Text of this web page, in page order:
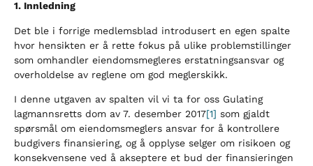
1. Innledning
Det ble i forrige medlemsblad introdusert en egen spalte
hvor hensikten er å rette fokus på ulike problemstillinger
som omhandler eiendomsmegleres erstatningsansvar og
overholdelse av reglene om god meglerskikk.
I denne utgaven av spalten vil vi ta for oss Gulating
lagmannsretts dom av 7. desember 2017[1] som gjaldt
spørsmål om eiendomsmeglers ansvar for å kontrollere
budgivers finansiering, og å opplyse selger om risikoen og
konsekvensene ved å akseptere et bud der finansieringen